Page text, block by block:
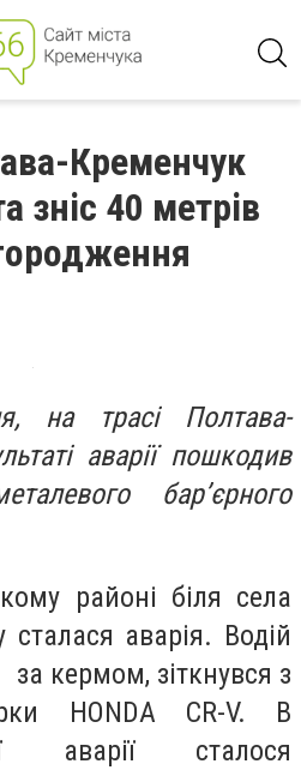
Кременчук
зніс 40 метрів
на трасі Полтава-
аварії пошкодив
бар’єрного
районі біля села
аварія. Водій
кермом, зіткнувся з
HONDA CR-V. В
аварії сталося